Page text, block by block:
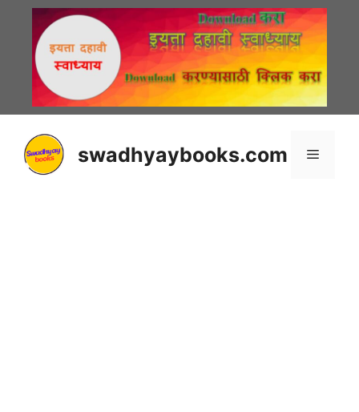
content
swadhyaybooks.com Menu